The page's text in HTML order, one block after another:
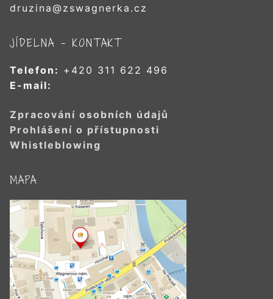
druzina@zswagnerka.cz
JÍDELNA – KONTAKT
Telefon: +420 311 622 496
E-mail:
Zpracování osobních údajů
Prohlášení o přístupnosti
Whistleblowing
MAPA